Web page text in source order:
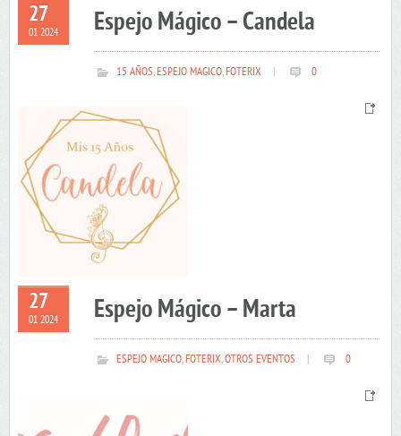
27
01 2024 Espejo Mágico – Candela
15 AÑOS,ESPEJO MAGICO,FOTERIX 0
27
01 2024 Espejo Mágico – Marta
ESPEJO MAGICO,FOTERIX,OTROS EVENTOS 0